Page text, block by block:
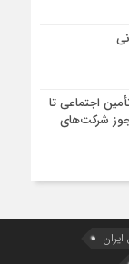
اجتماعی تا
شرکت‌های
ایران